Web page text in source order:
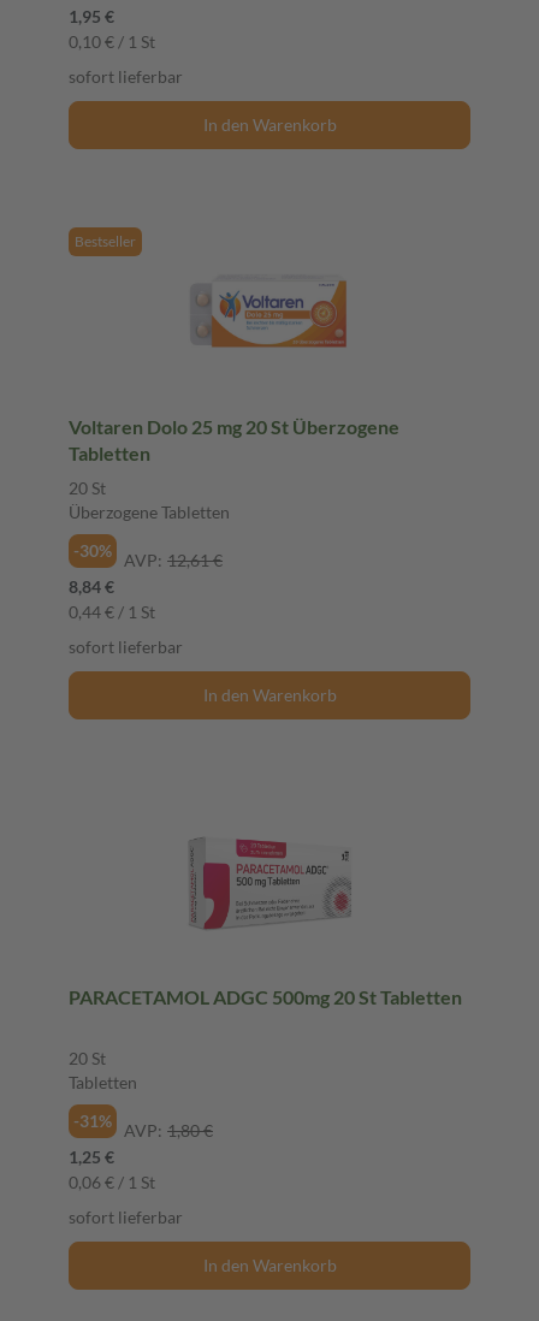
1,95 €
0,10 € / 1 St
sofort lieferbar
In den Warenkorb
Bestseller
Voltaren Dolo 25 mg 20 St Überzogene
Tabletten
20 St
Überzogene Tabletten
-30%
AVP: 12,61 €
8,84 €
0,44 € / 1 St
sofort lieferbar
In den Warenkorb
PARACETAMOL ADGC 500mg 20 St Tabletten
20 St
Tabletten
-31%
AVP: 1,80 €
1,25 €
0,06 € / 1 St
sofort lieferbar
In den Warenkorb